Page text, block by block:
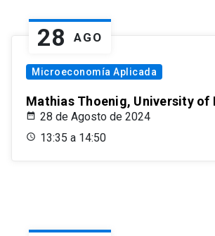
28 AGO
Microeconomía Aplicada
Mathias Thoenig, University of
28 de Agosto de 2024
13:35 a 14:50